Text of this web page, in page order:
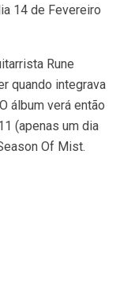
14 de Fevereiro
Rune
quando integrava
álbum verá então
(apenas um dia
Of Mist.